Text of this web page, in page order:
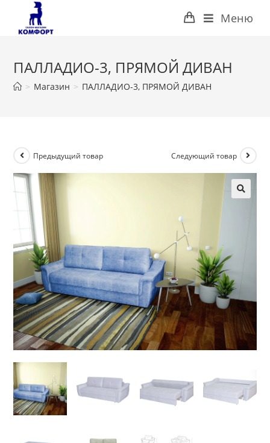
Перейти
содержимому
Меню
ПАЛЛАДИО-3, ПРЯМОЙ ДИВАН
> Магазин > ПАЛЛАДИО-3, ПРЯМОЙ ДИВАН
Предыдущий товар Следующий товар